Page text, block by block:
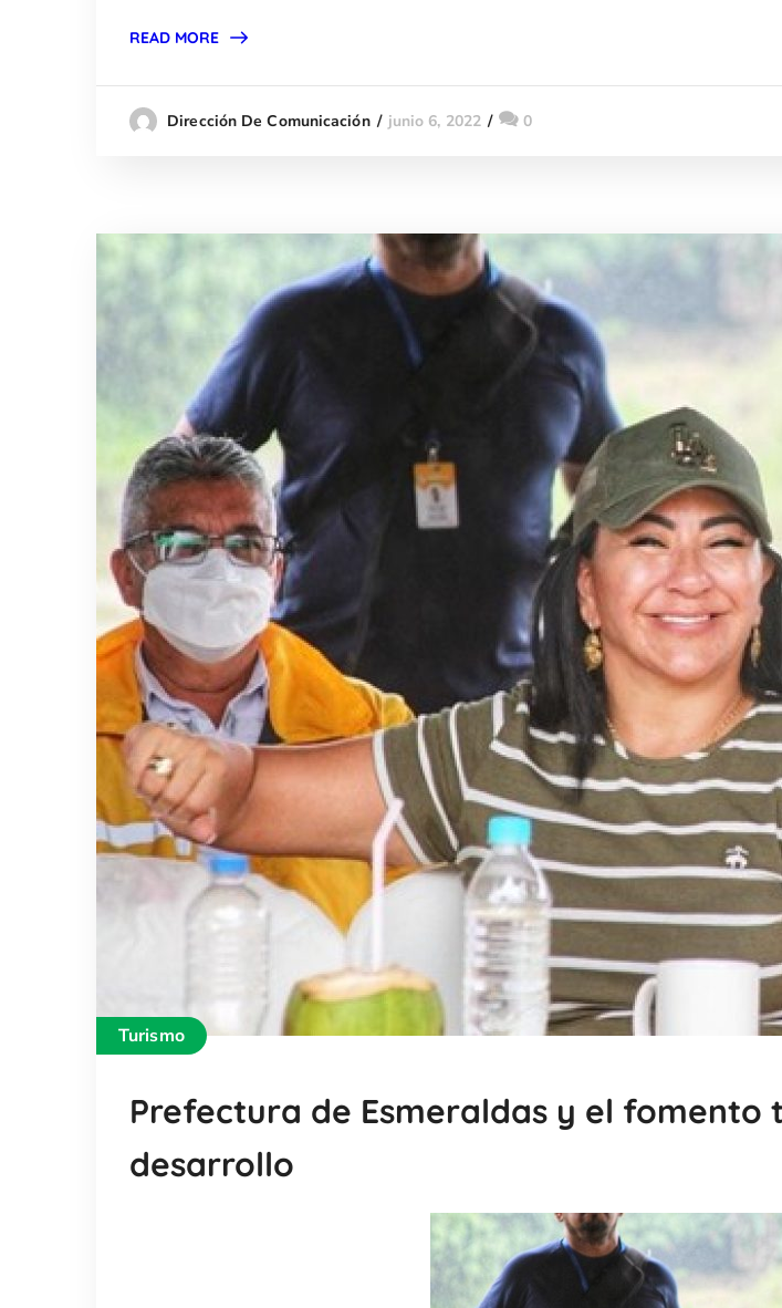
READ MORE
Dirección De Comunicación junio 6, 2022 0
Turismo
Prefectura de Esmeraldas y el
desarrollo